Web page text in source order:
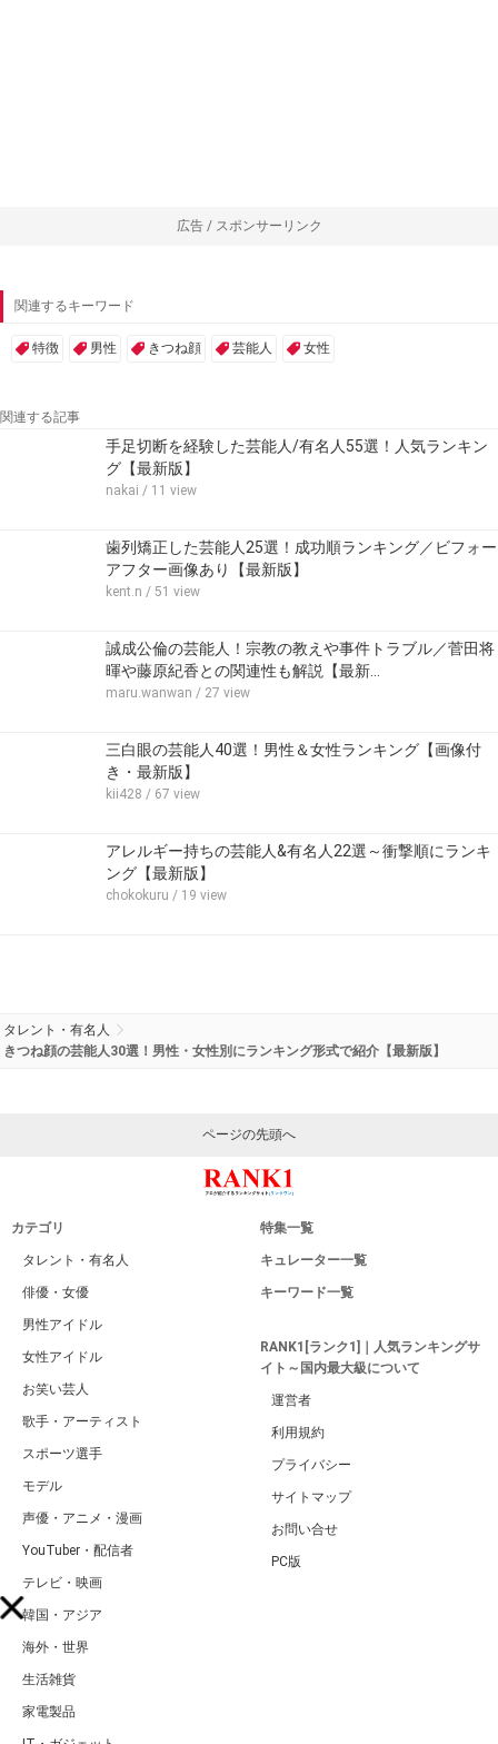
広告 / スポンサーリンク
関連するキーワード
特徴 男性 きつね顔 芸能人 女性
関連する記事
手足切断を経験した芸能人/有名人55選！人気ランキン
グ【最新版】
nakai / 11 view
歯列矯正した芸能人25選！成功順ランキング／ビフォー
アフター画像あり【最新版】
kent.n / 51 view
誠成公倫の芸能人！宗教の教えや事件トラブル／菅田将
暉や藤原紀香との関連性も解説【最新…
maru.wanwan / 27 view
三白眼の芸能人40選！男性＆女性ランキング【画像付
き・最新版】
kii428 / 67 view
アレルギー持ちの芸能人&有名人22選～衝撃順にランキ
ング【最新版】
chokokuru / 19 view
タレント・有名人
きつね顔の芸能人30選！男性・女性別にランキング形式で紹介【最新版】
ページの先頭へ
カテゴリ
タレント・有名人
俳優・女優
男性アイドル
女性アイドル
お笑い芸人
歌手・アーティスト
スポーツ選手
モデル
声優・アニメ・漫画
YouTuber・配信者
テレビ・映画
韓国・アジア
海外・世界
生活雑貨
家電製品
特集一覧
キュレーター一覧
キーワード一覧
RANK1[ランク1]｜人気ランキングサ
イト～国内最大級について
運営者
利用規約
プライバシー
サイトマップ
お問い合せ
PC版